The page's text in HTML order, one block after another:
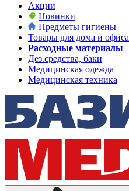
Акции
Новинки
Предметы гигиены
Товары для дома и офиса
Расходные материалы
Дез.средства, баки
Медицинская одежда
Медицинская техника